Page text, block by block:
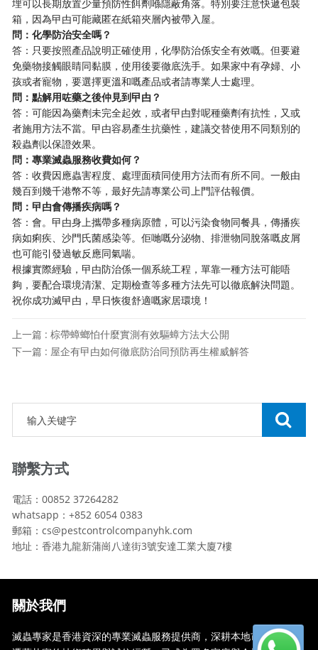
埋可以長期放置少量預防性餌劑喺隱蔽角落。特別要注意快遞包裝
箱，因為曱甴可能藏匿在紙箱夾層內被帶入屋。
​問：化學防治安全嗎？​
答：只要按照產品說明正確使用，化學防治係安全有效嘅。但要避
免藥物接觸眼睛同黏膜，使用後要徹底洗手。如果家中有孕婦、小
孩或者寵物，要選擇更溫和嘅產品或者請專業人士處理。
​問：點解用咗藥之後仲見到曱甴？​
答：可能因為藥劑未完全起效，或者曱甴對呢種藥劑有抗性，又或
者施用方法不當。曱甴容易產生抗藥性，建議交替使用不同類別的
殺蟲劑以保證效果。
​問：專業滅蟲服務收費如何？​
答：收費因應蟲害程度、處理面積同使用方法而有所不同。一般由
幾百到幾千港幣不等，最好先請專業公司上門評估報價。
​問：曱甴會傳播疾病嗎？​
答：會。曱甴身上攜帶多種病原體，可以污染食物同餐具，傳播疾
病如痢疾、沙門氏菌感染等。佢哋嘅分泌物、排泄物同脫落嘅皮屑
也可能引發過敏反應同氣喘。
根據實際經驗，曱甴防治係一個系統工程，單靠一種方法可能唔
夠，要配合環境清潔、定期檢查等多種方法先可以徹底解決問題。
祝你成功滅曱甴，早日恢復舒適嘅家居環境！
上一篇 : 棕帶蟑螂怕什麼實測有效驅蟑方法大公開
下一篇 : 屋企有曱甴如何徹底防治同預防再生權威解答
聯繫方式
電話：00852 37264282
whatsapp：+852 6054 0383
郵箱：cs@pestcontrolcompanyhk.com
地址：香港九龍新蒲崗八達街3號安達工業大廈7樓
關於我們
滅蟲專家是香港資深的專業滅蟲服務提供商，深耕本地市場多年，